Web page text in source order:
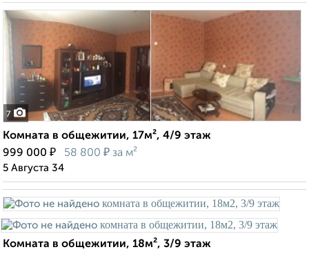
7
Комната в общежитии, 17м², 4/9 этаж
999 000 ₽ 58 800 ₽ за м²
5 Августа 34
Комната в общежитии, 18м², 3/9 этаж